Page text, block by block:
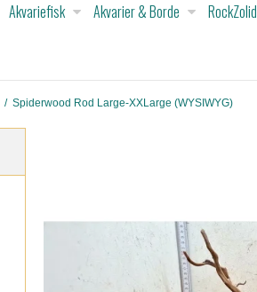
Akvariefisk Akvarier & Borde RockZolid
/ Spiderwood Rod Large-XXLarge (WYSIWYG)